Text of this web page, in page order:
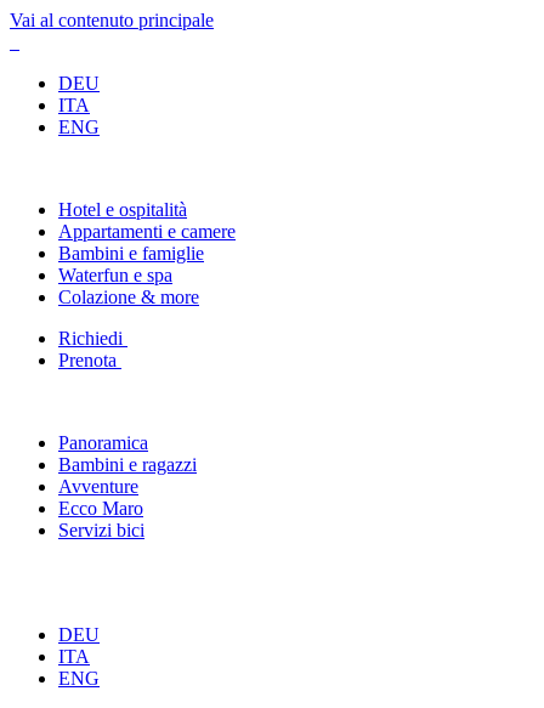
Vai al contenuto principale
DEU
ITA
ENG
Hotel e ospitalità
Appartamenti e camere
Bambini e famiglie
Waterfun e spa
Colazione & more
Richiedi
Prenota
Panoramica
Bambini e ragazzi
Avventure
Ecco Maro
Servizi bici
DEU
ITA
ENG